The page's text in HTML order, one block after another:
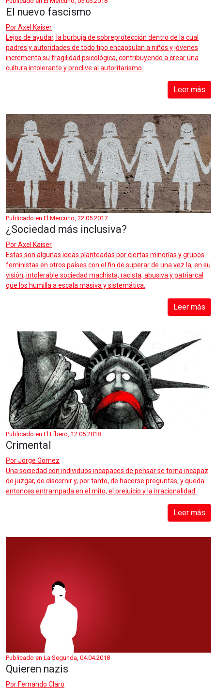
El nuevo fascismo
PorAxel Kaiser
Lejos de ayudar, la burbuja de sobreprotección dentro de la cual
padres y autoridades de todo tipo encapsulan a niños y jóvenes
incrementa su fragilidad psicológica, contribuyendo a crear una
cultura intolerante y proclive al autoritarismo.
Leer más
Publicado en El Mercurio, 22.05.2017
¿Sociedad más inclusiva?
PorAxel Kaiser
Estas son algunas ideas planteadas por ciertas minorías y grupos
feministas en otros países con el fin de superar de una vez la, en su
visión, intolerable sociedad machista, racista, abusiva y patriarcal
que los humilla a escala masiva y sistemática.
Leer más
Publicado en El Líbero, 12.05.2018
Crimental
PorJorge Gomez
Una sociedad con individuos incapaces de pensar se torna incapaz
de juzgar, de discernir y, por tanto, de hacerse preguntas, y queda
entonces entrampada en el mito, el prejuicio y la irracionalidad.
Leer más
Publicado en La Segunda, 04.04.2018
Quieren nazis
Por Fernando Claro